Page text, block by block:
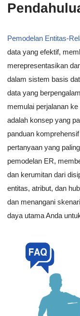
Pemodelan Entitas-
data yang efektif,
merepresentasikan
dalam sistem basis
data yang
memulai perjalanan
adalah konsep yang
panduan
pertanyaan yang
pemodelan ER,
dan kerumitan dari
entitas, atribut, dan
dan menangani
daya utama Anda